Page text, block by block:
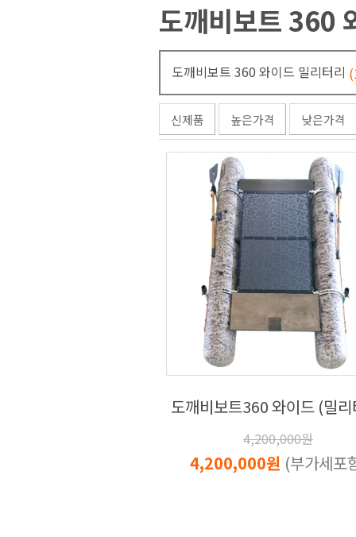
도깨비보트 360
도깨비보트 360 와이드 밀리터리
신제품 높은가격 낮은가격
도깨비보트360 와이드 (밀
4,200,000원
4,200,000원 (부가세포